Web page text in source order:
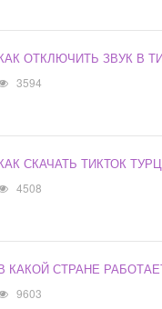
ОТКЛЮЧИТЬ ЗВУК В
3594
СКАЧАТЬ ТИКТОК
4508
КАКОЙ СТРАНЕ
9603